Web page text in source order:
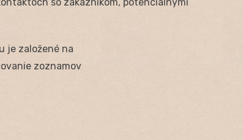
je založené na
zoznamov